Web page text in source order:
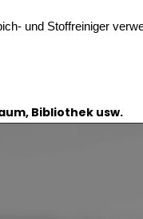
und Stoffreiniger
Bibliothek usw.